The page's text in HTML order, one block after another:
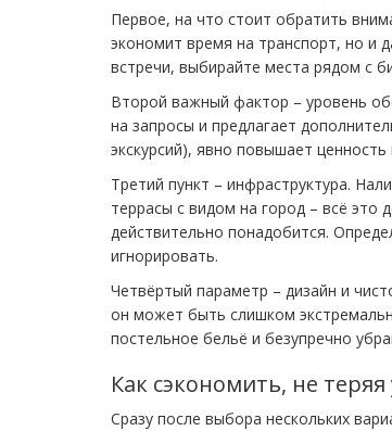
Первое, на что стоит обратить
экономит время на транспорт, но и
встречи, выбирайте места рядом с
Второй важный фактор – уровень
на запросы и предлагает
экскурсий), явно повышает ценность
Третий пункт – инфраструктура.
террасы с видом на город – всё это
действительно понадобится.
игнорировать.
Четвёртый параметр – дизайн и
он может быть слишком
постельное бельё и безупречно
Как сэкономить, не
Сразу после выбора нескольких